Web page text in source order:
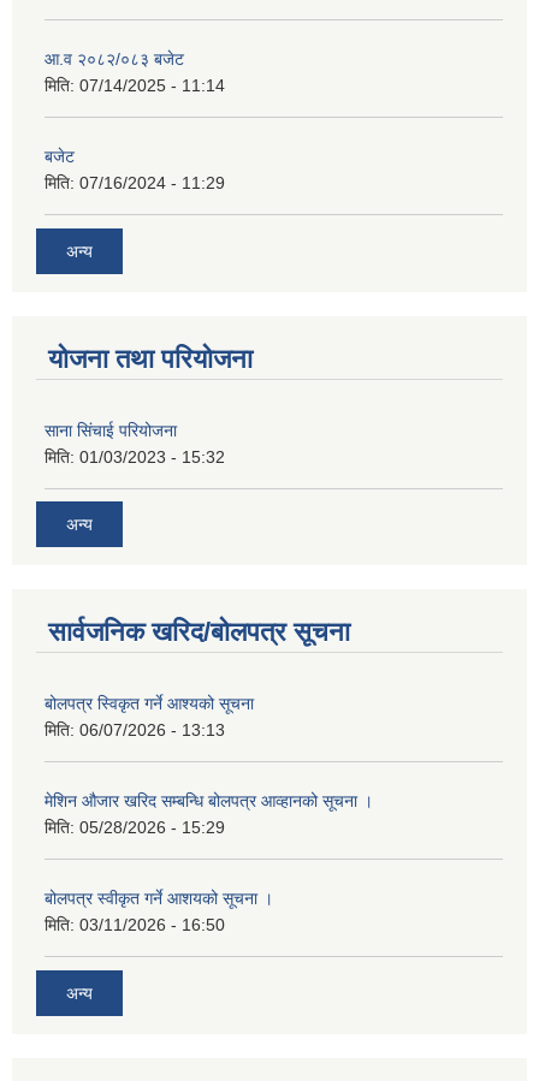
आ.व २०८२/०८३ बजेट
मिति: 07/14/2025 - 11:14
बजेट
मिति: 07/16/2024 - 11:29
अन्य
योजना तथा परियोजना
साना सिंचाई परियोजना
मिति: 01/03/2023 - 15:32
अन्य
सार्वजनिक खरिद/बोलपत्र सूचना
बोलपत्र स्विकृत गर्ने आश्यको सूचना
मिति: 06/07/2026 - 13:13
मेशिन औजार खरिद सम्बन्धि बोलपत्र आव्हानको सूचना ।
मिति: 05/28/2026 - 15:29
बोलपत्र स्वीकृत गर्ने आशयको सूचना ।
मिति: 03/11/2026 - 16:50
अन्य